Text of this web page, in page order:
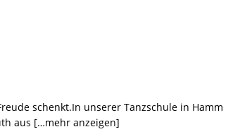
schenkt.In unserer Tanzschule in Hamm
aus […mehr anzeigen]